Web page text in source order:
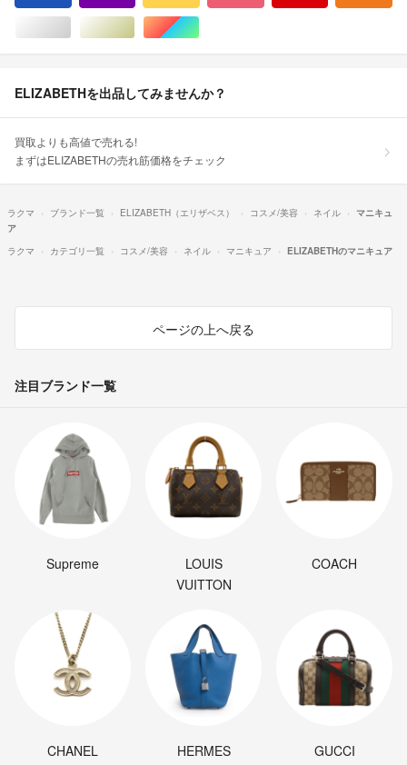
シルバー/銀色系ゴールド/金色系マルチカラー
ELIZABETHを出品してみませんか？
買取よりも高値で売れる!
まずはELIZABETHの売れ筋価格をチェック
ラクマ ブランド一覧 ELIZABETH（エリザベス） コスメ/美容 ネイル
マニキュ
ア
ラクマ
カテゴリ一覧 コスメ/美容 ネイル マニキュア ELIZABETHのマニキュア
ページの上へ戻る
注目ブランド一覧
Supreme
LOUIS
VUITTON
COACH
CHANEL HERMES GUCCI